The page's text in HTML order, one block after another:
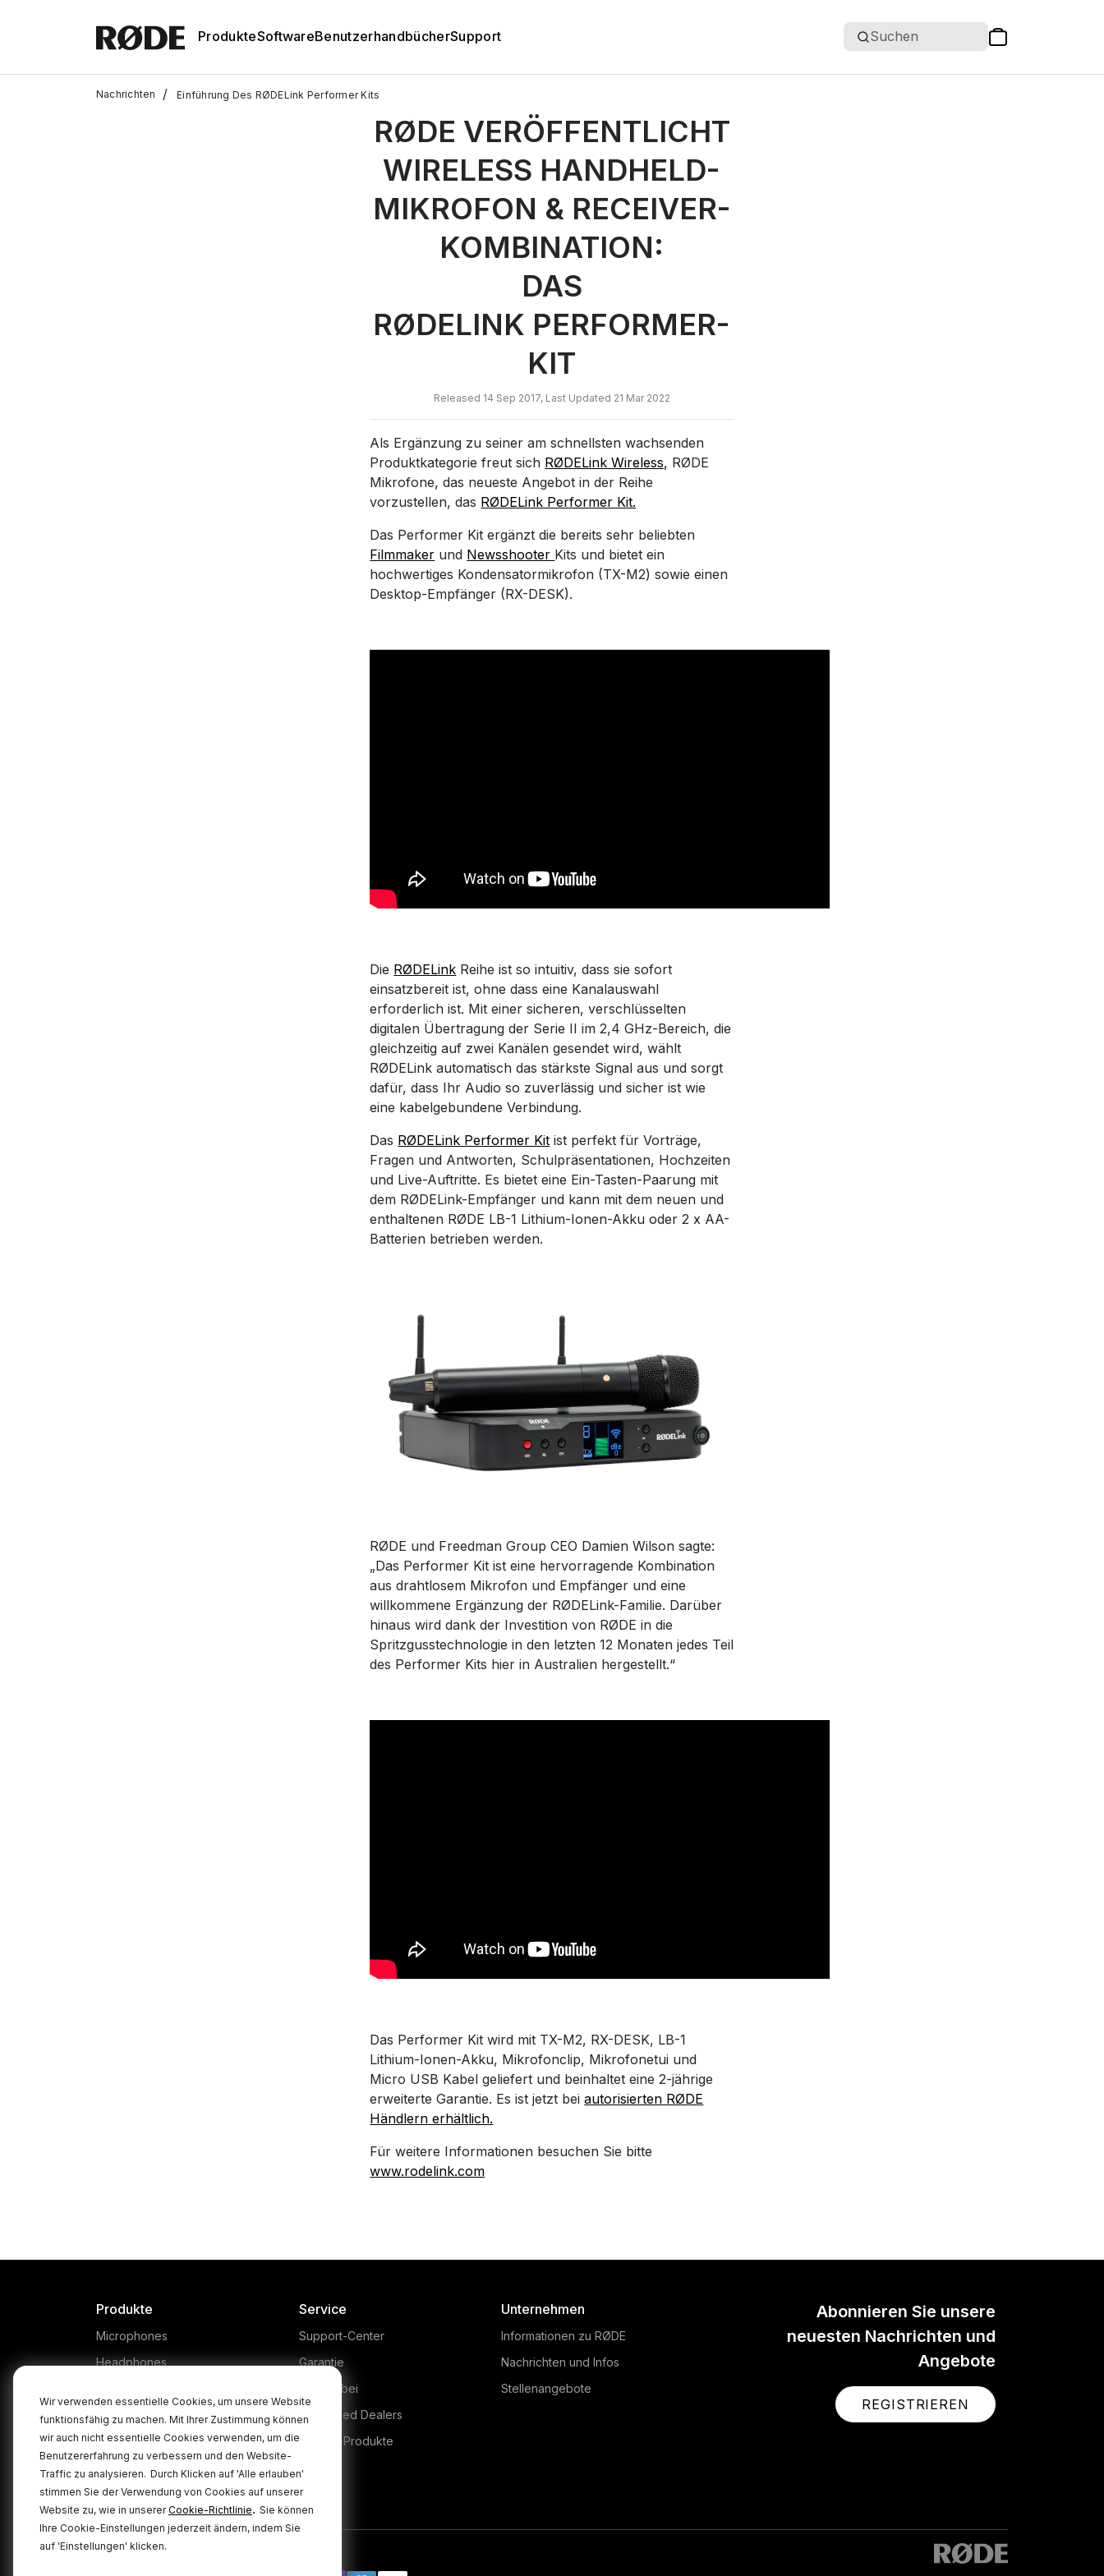
Wir verwenden essentielle Cookies, um unsere Website
funktionsfähig zu machen. Mit Ihrer Zustimmung können
wir auch nicht essentielle Cookies verwenden, um die
Benutzererfahrung zu verbessern und den Website-
Traffic zu analysieren. Durch Klicken auf 'Alle erlauben'
stimmen Sie der Verwendung von Cookies auf unserer
Website zu, wie in unsererCookie-Richtlinie. Sie können
Ihre Cookie-Einstellungen jederzeit ändern, indem Sie
auf 'Einstellungen' klicken.
ProdukteSoftwareBenutzerhandbücherSupport Suchen
Nachrichten / Einführung Des RØDELink Performer Kits
RØDE VERÖFFENTLICHT
WIRELESS HANDHELD-
MIKROFON & RECEIVER-
KOMBINATION:
DAS
RØDELINK PERFORMER-
KIT
Released 14 Sep 2017, Last Updated 21 Mar 2022
Als Ergänzung zu seiner am schnellsten wachsenden
Produktkategorie freut sich RØDELink Wireless, RØDE
Mikrofone, das neueste Angebot in der Reihe
vorzustellen, das RØDELink Performer Kit.
Das Performer Kit ergänzt die bereits sehr beliebten
Filmmaker und Newsshooter Kits und bietet ein
hochwertiges Kondensatormikrofon (TX-M2) sowie einen
Desktop-Empfänger (RX-DESK).
Die RØDELink Reihe ist so intuitiv, dass sie sofort
einsatzbereit ist, ohne dass eine Kanalauswahl
erforderlich ist. Mit einer sicheren, verschlüsselten
digitalen Übertragung der Serie II im 2,4 GHz-Bereich, die
gleichzeitig auf zwei Kanälen gesendet wird, wählt
RØDELink automatisch das stärkste Signal aus und sorgt
dafür, dass Ihr Audio so zuverlässig und sicher ist wie
eine kabelgebundene Verbindung.
Das RØDELink Performer Kit ist perfekt für Vorträge,
Fragen und Antworten, Schulpräsentationen, Hochzeiten
und Live-Auftritte. Es bietet eine Ein-Tasten-Paarung mit
dem RØDELink-Empfänger und kann mit dem neuen und
enthaltenen RØDE LB-1 Lithium-Ionen-Akku oder 2 x AA-
Batterien betrieben werden.
RØDE und Freedman Group CEO Damien Wilson sagte:
„Das Performer Kit ist eine hervorragende Kombination
aus drahtlosem Mikrofon und Empfänger und eine
willkommene Ergänzung der RØDELink-Familie. Darüber
hinaus wird dank der Investition von RØDE in die
Spritzgusstechnologie in den letzten 12 Monaten jedes Teil
des Performer Kits hier in Australien hergestellt.“
Das Performer Kit wird mit TX-M2, RX-DESK, LB-1
Lithium-Ionen-Akku, Mikrofonclip, Mikrofonetui und
Micro USB Kabel geliefert und beinhaltet eine 2-jährige
erweiterte Garantie. Es ist jetzt beiautorisierten RØDE
Händlern erhältlich.
Für weitere Informationen besuchen Sie bitte
www.rodelink.com
Abonnieren Sie unsere
neuesten Nachrichten und
Angebote
REGISTRIEREN
Produkte
Microphones
Headphones
Accessories
Kits
Apparel
Software
Service
Support-Center
Garantie
Kaufen bei
Authorised Dealers
Legacy-Produkte
Unternehmen
Informationen zu RØDE
Nachrichten und Infos
Stellenangebote